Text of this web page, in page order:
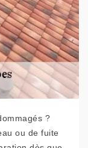
?
ou de fuite